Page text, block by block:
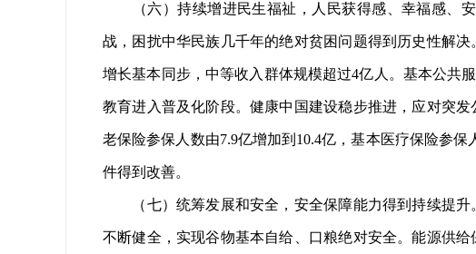
（六）持续增进民生福祉，人民获得感、幸福感、安
战，困扰中华民族几千年的绝对贫困问题得到历史性解
增长基本同步，中等收入群体规模超过4亿人。基本公共
教育进入普及化阶段。健康中国建设稳步推进，应对突
老保险参保人数由7.9亿增加到10.4亿，基本医疗保险参
件得到改善。
（七）统筹发展和安全，安全保障能力得到持续提升
不断健全，实现谷物基本自给、口粮绝对安全。能源供